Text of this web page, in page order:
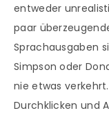
entweder
paar
Sprachausgaben
Simpson oder
nie etwas
Durchklicken und